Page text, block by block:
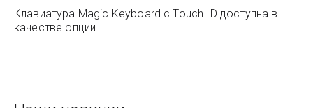
Клавиатура Magic Keyboard с Touch ID доступна в
качестве опции.